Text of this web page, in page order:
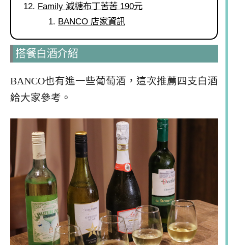
Family 減糖布丁苦苦 190元
BANCO 店家資訊
搭餐白酒介紹
BANCO也有進一些葡萄酒，這次推薦四支白酒
給大家參考。